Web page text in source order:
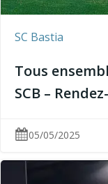
SC Bastia
Tous
SCB –
05/05/2025